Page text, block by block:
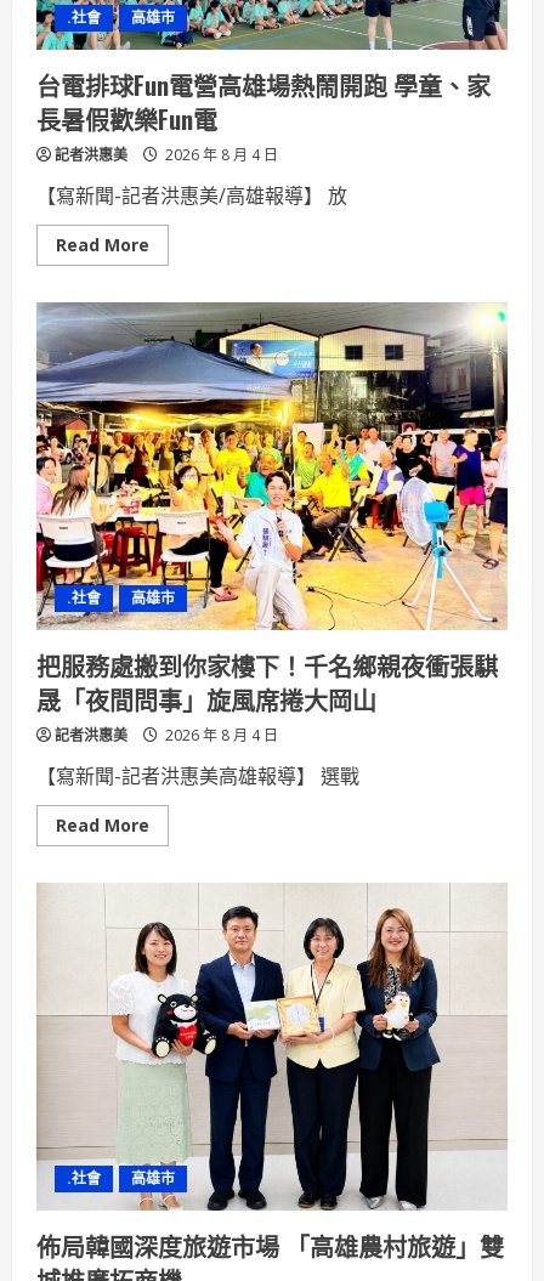
卡
支
付
現
領
7-
ELEVEN
50
優
惠
券
逾
30%
.社會 高雄市
台電排球Fun電營高雄場熱鬧開跑 學童、家
長暑假歡樂Fun電
記者洪惠美 2026 年 8 月 4 日
【寫新聞-記者洪惠美/高雄報導】 放
Read More
more
電
排
球
Fun
電
營
高
雄
場
熱
鬧
開
跑
學
童、
家
長
暑
假
歡
樂
Fun
電
.社會 高雄市
把服務處搬到你家樓下！千名鄉親夜衝張騏
晟「夜間問事」旋風席捲大岡山
記者洪惠美 2026 年 8 月 4 日
【寫新聞-記者洪惠美高雄報導】 選戰
Read More
more
處
搬
到
你
家
樓
下！
千
名
衝
張
騏
晟
「夜
間
問
事」
旋
.社會 高雄市
佈局韓國深度旅遊市場 「高雄農村旅遊」雙